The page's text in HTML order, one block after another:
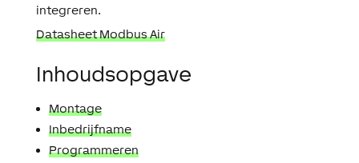
integreren.
Datasheet Modbus Air
Inhoudsopgave
Montage
Inbedrijfname
Programmeren